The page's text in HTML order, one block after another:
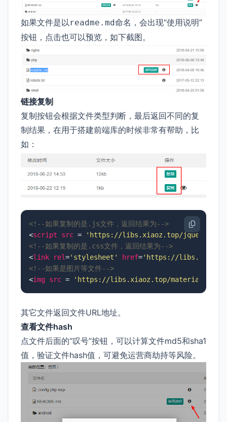
如果文件是以 readme.md命名，会出现“使用说明”
按钮，点击也可以预览，如下截图。
链接复制
复制按钮会根据文件类型判断，最后返回不同的复
制结果，在用于搭建前端库的时候非常有帮助，比
如：
<!--如果复制的是.js文件，返回结果为-->
<script src =
'https://libs.xiaoz.top/jquery/
<!--如果复制的是.css文件，返回结果为-->
<link rel='stylesheet' href='https://
<!--如果是图片等文件-->
<img src = 'https://libs.xiaoz.top/material/
其它文件返回文件URL地址。
查看文件hash
点文件后面的“叹号”按钮，可以计算文件md5和sha1
值，验证文件hash值，可避免运营商劫持等风险。